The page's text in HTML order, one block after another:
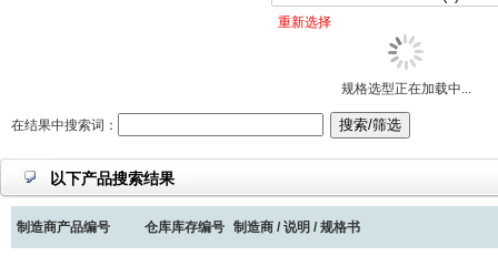
重新选择
规格选型正在加载中...
在结果中搜索词：
以下产品搜索结果
制造商产品编号 仓库库存编号 制造商 / 说明 / 规格书